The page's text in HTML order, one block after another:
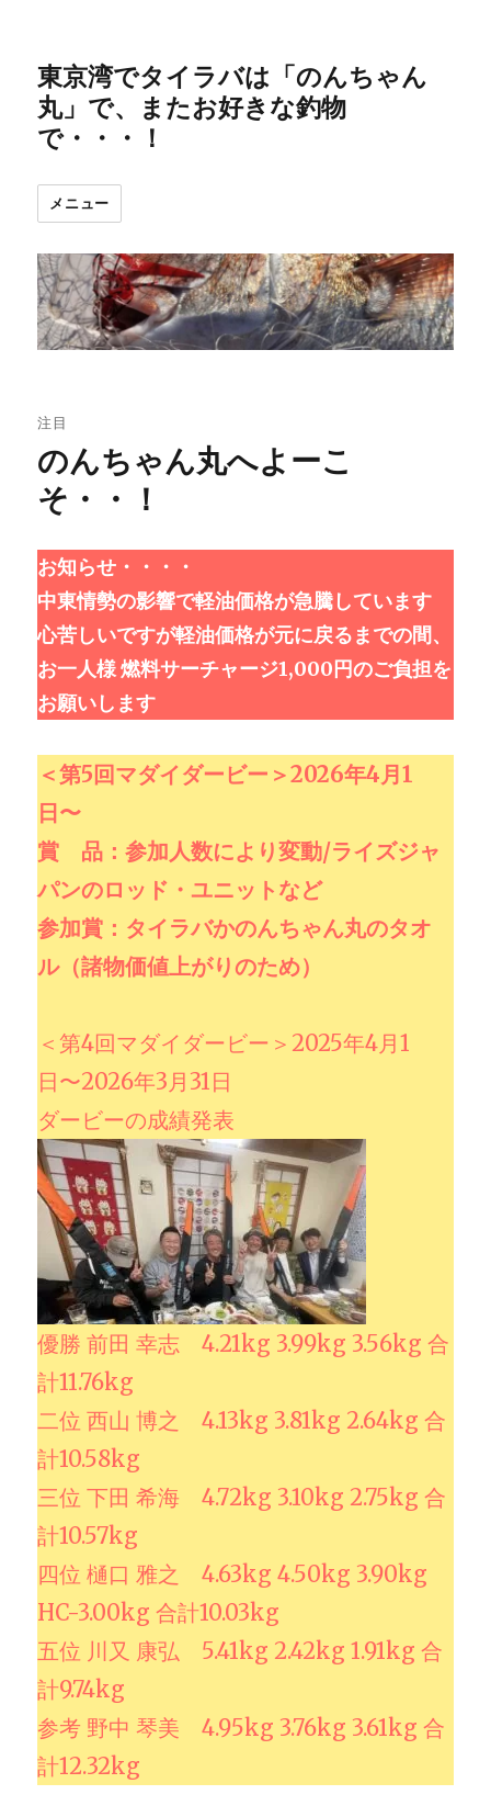
東京湾でタイラバは「のんちゃん
丸」で、またお好きな釣物
で・・・！
メニュー
注目
のんちゃん丸へよーこ
そ・・！
お知らせ・・・・
中東情勢の影響で軽油価格が急騰しています
心苦しいですが軽油価格が元に戻るまでの間、
お一人様 燃料サーチャージ1,000円のご負担を
お願いします
＜第5回マダイダービー＞2026年4月1
日〜
賞 品：参加人数により変動/ライズジャ
パンのロッド・ユニットなど
参加賞：タイラバかのんちゃん丸のタオ
ル（諸物価値上がりのため）
＜第4回マダイダービー＞2025年4月1
日〜2026年3月31日
ダービーの成績発表
優勝 前田 幸志 4.21kg 3.99kg 3.56kg 合
計11.76kg
二位 西山 博之 4.13kg 3.81kg 2.64kg 合
計10.58kg
三位 下田 希海 4.72kg 3.10kg 2.75kg 合
計10.57kg
四位 樋口 雅之 4.63kg 4.50kg 3.90kg
HC-3.00kg 合計10.03kg
五位 川又 康弘 5.41kg 2.42kg 1.91kg 合
計9.74kg
参考 野中 琴美 4.95kg 3.76kg 3.61kg 合
計12.32kg